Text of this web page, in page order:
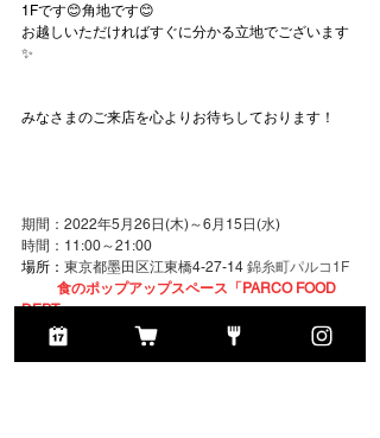
1Fです😊角地です😊
お越しいただければすぐに分かる立地でございます
✨
みなさまのご来店を心よりお待ちしております！
期間：2022年5月26日(木)～6月15日(水)
時間：11:00～21:00
場所： 東京都墨田区江東橋4-27-14 錦糸町パルコ1F
食のポップアップスペース「PARCO FOOD
DEPT.」
公式サイト